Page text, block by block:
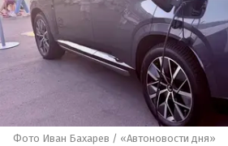
Фото Иван Бахарев / «Автоновости дня»